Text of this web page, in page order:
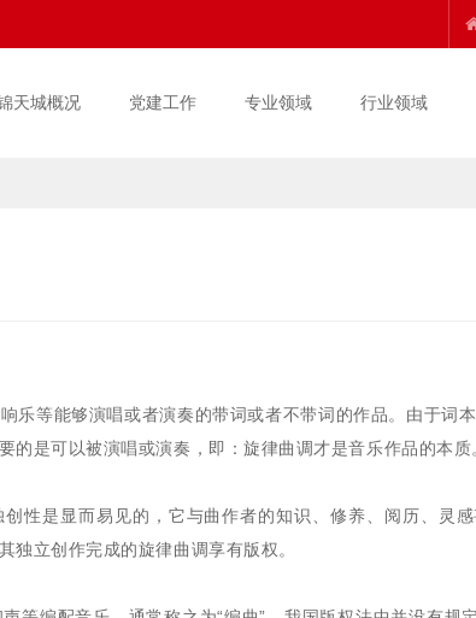
天城概况 党建工作 专业领域 行业领域
乐等能够演唱或者演奏的带词或者不带词的作品。由于词
是可以被演唱或演奏，即：旋律曲调才是音乐作品的本质
性是显而易见的，它与曲作者的知识、修养、阅历、灵
独立创作完成的旋律曲调享有版权。